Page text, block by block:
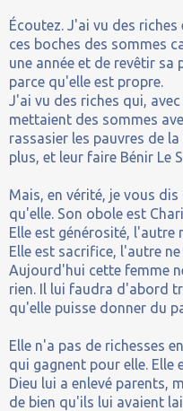
Écoutez. J'ai vu des
ces boches des sommes
une année et de revêtir sa
parce qu'elle est propre.
J'ai vu des riches qui,
mettaient des sommes
rassasier les pauvres de
plus, et leur faire Bénir Le
Mais, en vérité, je vous
qu'elle. Son obole est
Elle est générosité, l'autre
Elle est sacrifice, l'autre
Aujourd'hui cette femme
rien. Il lui faudra d'abord
qu'elle puisse donner du
Elle n'a pas de richesses
qui gagnent pour elle. Elle
Dieu lui a enlevé parents,
de bien qu'ils lui avaient